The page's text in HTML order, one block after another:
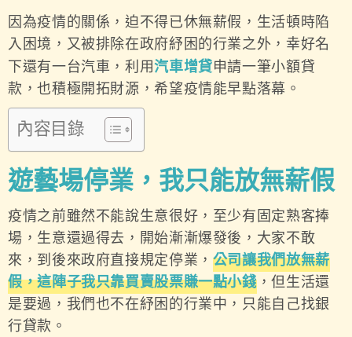
因為疫情的關係，迫不得已休無薪假，生活頓時陷
入困境，又被排除在政府紓困的行業之外，幸好名
下還有一台汽車，利用汽車增貸申請一筆小額貸
款，也積極開拓財源，希望疫情能早點落幕。
內容目錄
遊藝場停業，我只能放無薪假
疫情之前雖然不能說生意很好，至少有固定熟客捧
場，生意還過得去，開始漸漸爆發後，大家不敢
來，到後來政府直接規定停業， 公司讓我們放無薪
假，這陣子我只靠買賣股票賺一點小錢，但生活還
是要過，我們也不在紓困的行業中，只能自己找銀
行貸款。